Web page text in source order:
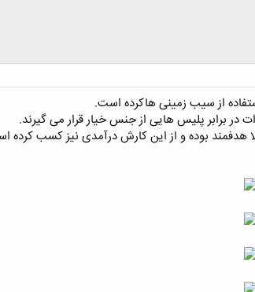
از سیب زمینی هاکرده است.
برابر پلیس هایی از جنس خیار قرار می گیرند.
هدفمند بوده و از این کارش درآمدی نیز کسب کرده